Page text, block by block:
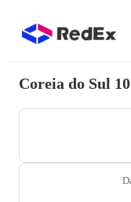
Coreia do Sul